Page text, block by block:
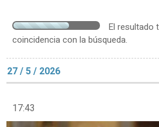
El resultado
coincidencia con la búsqueda.
27 / 5 / 2026
17:43